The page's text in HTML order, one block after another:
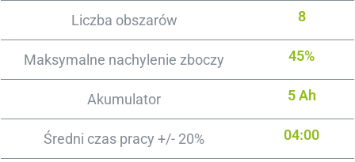
Liczba obszarów 8
Maksymalne nachylenie zboczy 45%
Akumulator 5 Ah
Średni czas pracy +/- 20% 04:00